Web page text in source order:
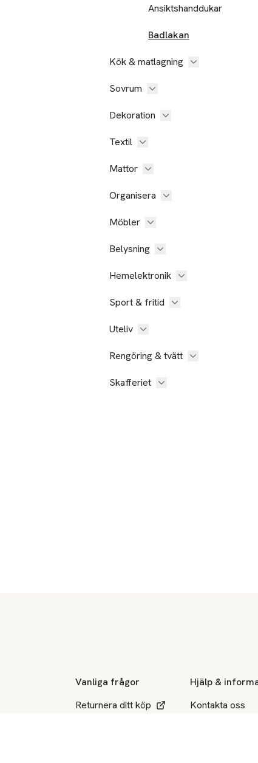
Ansiktshanddukar
Badlakan
Kök & matlagning
Sovrum
Dekoration
Textil
Mattor
Organisera
Möbler
Belysning
Hemelektronik
Sport & fritid
Uteliv
Rengöring & tvätt
Skafferiet
Vanliga frågor
Returnera ditt köp
Hjälp &
Kontakta oss